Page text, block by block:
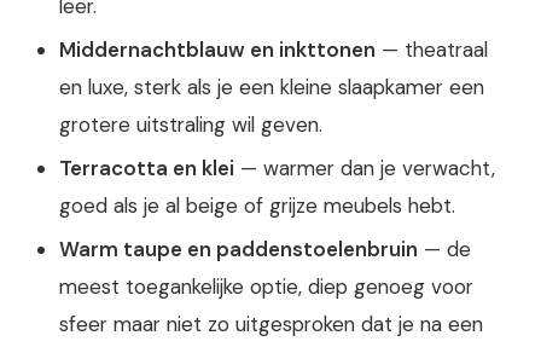
leer.
Middernachtblauw en inkttonen — theatraal
en luxe, sterk als je een kleine slaapkamer een
grotere uitstraling wil geven.
Terracotta en klei — warmer dan je verwacht,
goed als je al beige of grijze meubels hebt.
Warm taupe en paddenstoelenbruin — de
meest toegankelijke optie, diep genoeg voor
sfeer maar niet zo uitgesproken dat je na een